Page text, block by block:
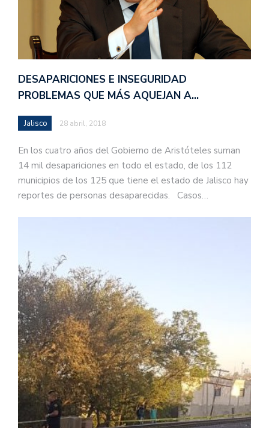
DESAPARICIONES E INSEGURIDAD
PROBLEMAS QUE MÁS AQUEJAN A…
Jalisco 28 abril, 2018
En los cuatro años del Gobierno de Aristóteles suman
14 mil desapariciones en todo el estado, de los 112
municipios de los 125 que tiene el estado de Jalisco hay
reportes de personas desaparecidas. Casos…